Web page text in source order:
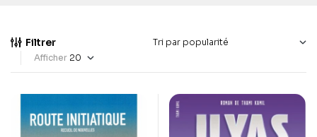
Filtrer
Afficher